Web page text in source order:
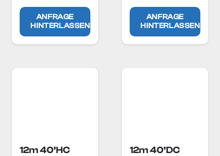
ANFRAGE
HINTERLASSEN
ANFRAGE
HINTERLASSEN
12m 40’HC 12m 40’DC